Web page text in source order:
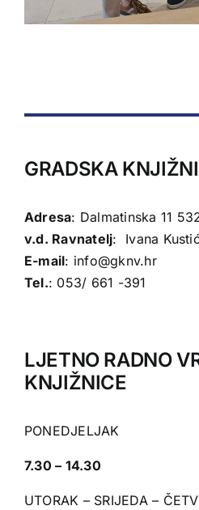
GRADSKA
Adresa: Dalmatinska 11
v.d. Ravnatelj: Ivana
E-mail: info@gknv.hr
Tel.: 053/ 661 -391
LJETNO RADNO
KNJIŽNICE
PONEDJELJAK
7.30 – 14.30
UTORAK – SRIJEDA –